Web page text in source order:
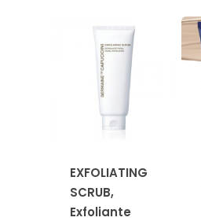
EXFOLIATING
SCRUB,
Exfoliante